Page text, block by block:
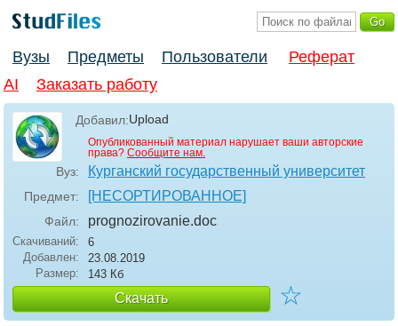
Вузы Предметы Пользователи
Реферат
AI
Заказать работу
Добавил:Upload
Опубликованный материал нарушает ваши авторские
права? Сообщите нам.
Вуз: Курганский государственный университет
Предмет: [НЕСОРТИРОВАННОЕ]
Файл: prognozirovanie.doc
Скачиваний:
6
Добавлен:
23.08.2019
Размер:
143 Кб
Скачать ☆